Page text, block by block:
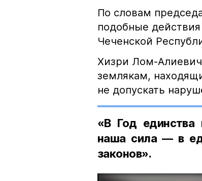
По словам
подобные
Чеченской
Хизри Лом-
землякам,
не допускать
«В Год единства
наша сила — в
законов».